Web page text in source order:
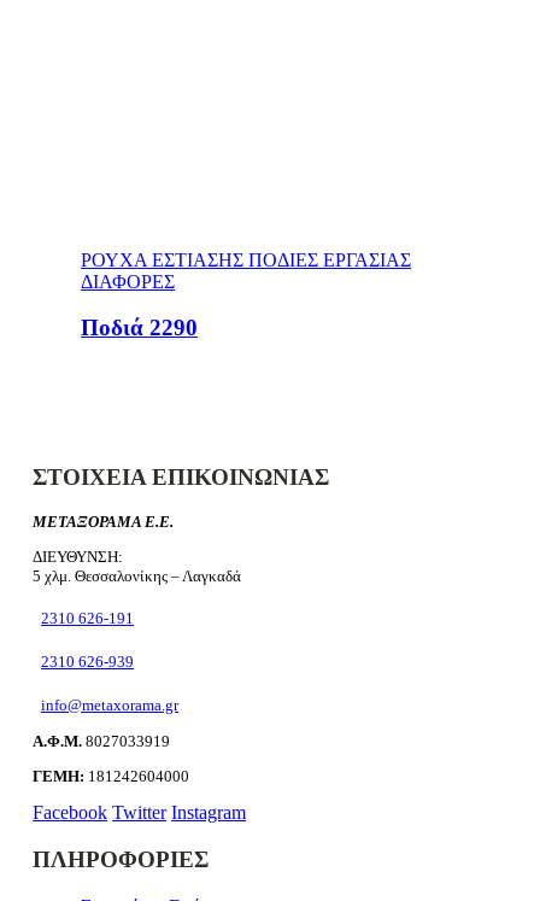
ΡΟΥΧΑ ΕΣΤΙΑΣΗΣ ΠΟΔΙΕΣ ΕΡΓΑΣΙΑΣ
ΔΙΑΦΟΡΕΣ
Ποδιά 2290
ΣΤΟΙΧΕΙΑ ΕΠΙΚΟΙΝΩΝΙΑΣ
ΜΕΤΑΞΟΡΑΜΑ Ε.Ε.
ΔΙΕΥΘΥΝΣΗ:
5 χλμ. Θεσσαλονίκης – Λαγκαδά
2310 626-191
2310 626-939
info@metaxorama.gr
Α.Φ.Μ. 8027033919
ΓΕΜΗ: 181242604000
Facebook Twitter Instagram
ΠΛΗΡΟΦΟΡΙΕΣ